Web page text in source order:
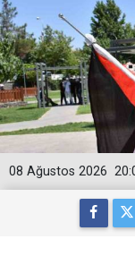
08 Ağustos 2026